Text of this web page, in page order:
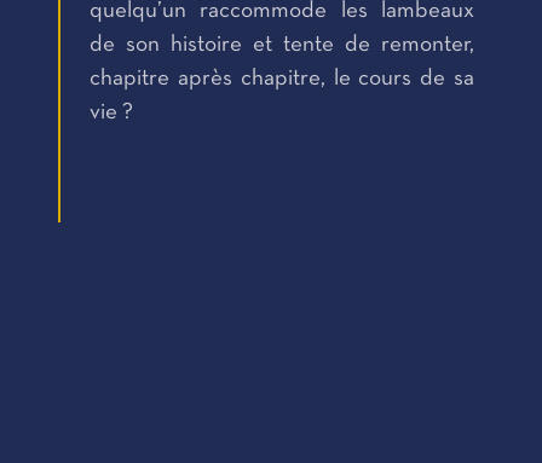
quelqu’un raccommode les lambeaux
de son histoire et tente de remonter,
chapitre après chapitre, le cours de sa
vie ?